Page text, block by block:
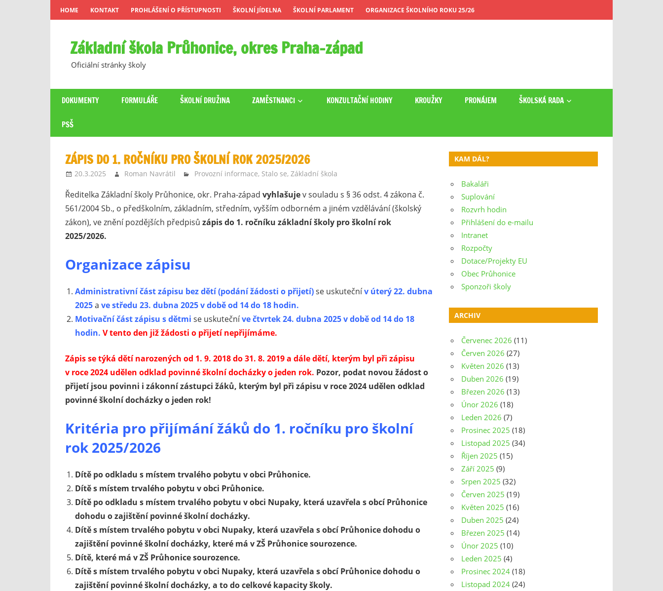
Skip
to
HOME KONTAKT PROHLÁŠENÍ O PŘÍSTUPNOSTI ŠKOLNÍ JÍDELNA ŠKOLNÍ PARLAMENT ORGANIZACE ŠKOLNÍHO ROKU 25/26
Základní škola Průhonice, okres Praha-západ
Oficiální stránky školy
DOKUMENTY FORMULÁŘE ŠKOLNÍ DRUŽINA ZAMĚSTNANCI KONZULTAČNÍ HODINY KROUŽKY PRONÁJEM ŠKOLSKÁ RADA
PSŠ
ZÁPIS DO 1. ROČNÍKU PRO ŠKOLNÍ ROK 2025/2026
20.3.2025 Roman Navrátil Provozní informace, Stalo se, Základní škola
Ředitelka Základní školy Průhonice, okr. Praha-západ vyhlašujev souladu s § 36 odst. 4 zákona č.
561/2004 Sb., o předškolním, základním, středním, vyšším odborném a jiném vzdělávání (školský
zákon), ve znění pozdějších předpisů zápis do 1. ročníku základní školy pro školní rok
2025/2026.
Organizace zápisu
Administrativní část zápisu bez dětí(podání žádosti o přijetí)se uskutečnív úterý 22. dubna
2025a ve středu 23. dubna 2025 v době od 14 do 18 hodin.
Motivační část zápisu s dětmi se uskutečníve čtvrtek 24. dubna 2025 v době od 14 do 18
hodin. V tento den již žádosti o přijetí nepřijímáme.
Zápis se týká dětí narozených od 1. 9. 2018 do 31. 8. 2019 a dále dětí, kterým byl při zápisu
v roce 2024 udělen odklad povinné školní docházky o jeden rok. Pozor, podat novou žádost o
přijetí jsou povinni i zákonní zástupci žáků, kterým byl při zápisu v roce 2024 udělen odklad
povinné školní docházky o jeden rok!
Kritéria pro přijímání žáků do 1. ročníku pro školní
rok 2025/2026
Dítě po odkladu s místem trvalého pobytu v obci Průhonice.
Dítě s místem trvalého pobytu v obci Průhonice.
Dítě po odkladu s místem trvalého pobytu v obci Nupaky, která uzavřela s obcí Průhonice
dohodu o zajištění povinné školní docházky.
Dítě s místem trvalého pobytu v obci Nupaky, která uzavřela s obcí Průhonice dohodu o
zajištění povinné školní docházky, které má v ZŠ Průhonice sourozence.
Dítě, které má v ZŠ Průhonice sourozence.
Dítě s místem trvalého pobytu v obci Nupaky, která uzavřela s obcí Průhonice dohodu o
zajištění povinné školní docházky, a to do celkové kapacity školy.
KAM DÁL?
Bakaláři
Suplování
Rozvrh hodin
Přihlášení do e-mailu
Intranet
Rozpočty
Dotace/Projekty EU
Obec Průhonice
Sponzoři školy
ARCHIV
Červenec 2026 (11)
Červen 2026 (27)
Květen 2026 (13)
Duben 2026 (19)
Březen 2026 (13)
Únor 2026 (18)
Leden 2026 (7)
Prosinec 2025 (18)
Listopad 2025 (34)
Říjen 2025 (15)
Září 2025 (9)
Srpen 2025 (32)
Červen 2025 (19)
Květen 2025 (16)
Duben 2025 (24)
Březen 2025 (14)
Únor 2025 (10)
Leden 2025 (4)
Prosinec 2024 (18)
Listopad 2024 (24)